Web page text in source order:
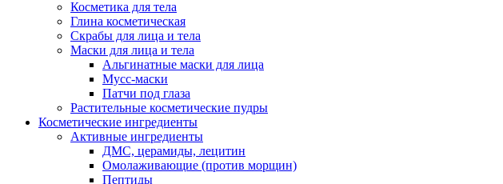
Косметика для тела
Глина косметическая
Скрабы для лица и тела
Маски для лица и тела
Альгинатные маски для лица
Мусс-маски
Патчи под глаза
Растительные косметические пудры
Косметические ингредиенты
Активные ингредиенты
ДМС, церамиды, лецитин
Омолаживающие (против морщин)
Пептиды